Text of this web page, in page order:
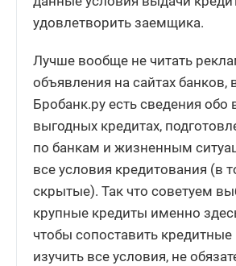
удовлетворить заемщика.
Лучше вообще не читать
объявления на сайтах банков,
Бробанк.ру есть сведения обо
выгодных кредитах,
по банкам и жизненным
все условия кредитования (в
скрытые). Так что советуем
крупные кредиты именно
чтобы сопоставить
изучить все условия, не